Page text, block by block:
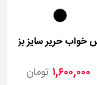
۱,۶۰۰,۰۰۰ تومان